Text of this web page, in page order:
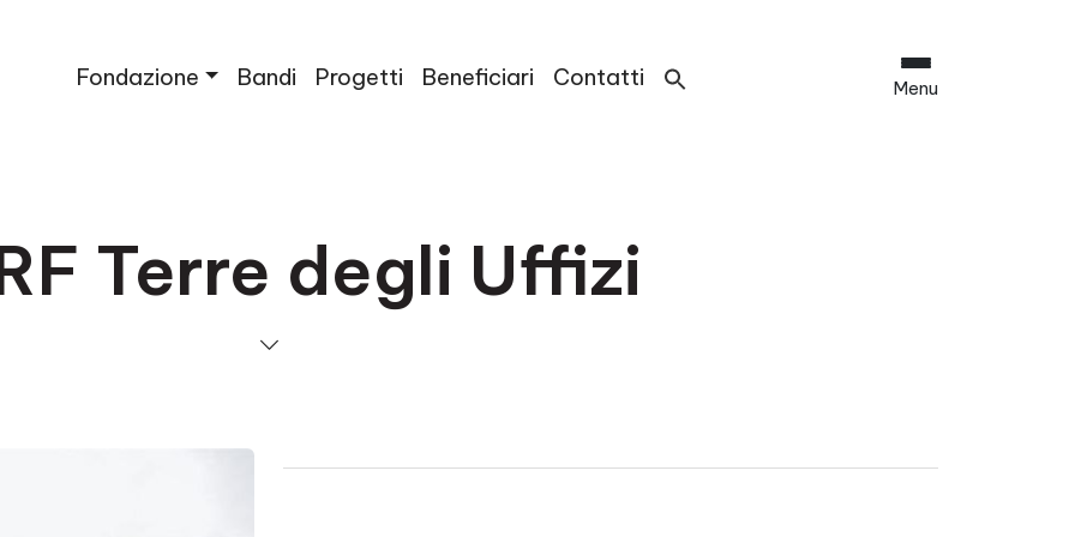
Fondazione Bandi Progetti Beneficiari Contatti Menu
Terre degli Uffizi